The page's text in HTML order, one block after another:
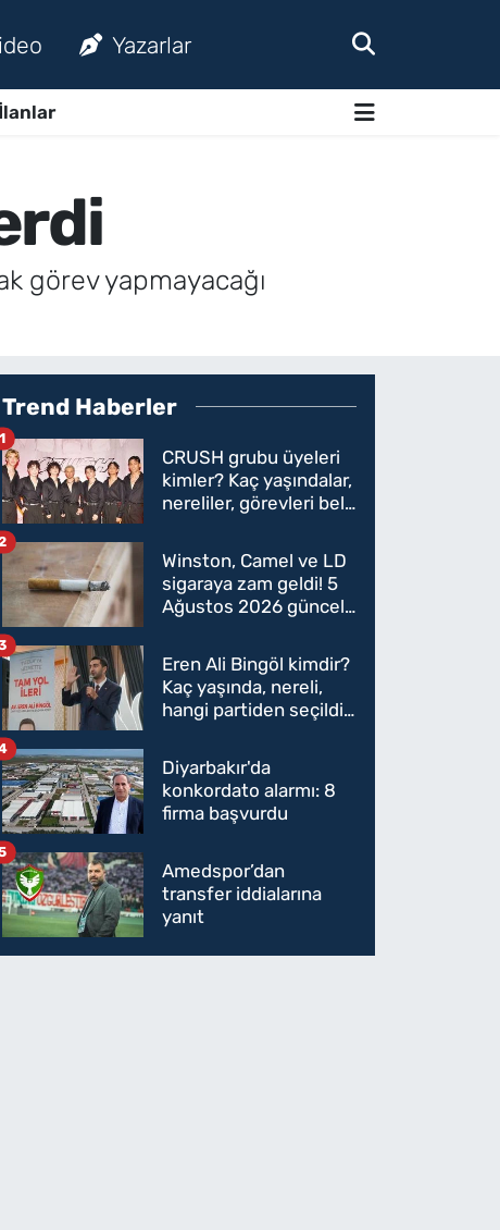
Yazarlar
görev yapmayacağı
Trend Haberler
CRUSH grubu üyeleri
kimler? Kaç yaşındalar,
nereliler, görevleri belli
1
Winston, Camel ve LD
sigaraya zam geldi! 5
Ağustos 2026 güncel
oldu
Eren Ali Bingöl kimdir?
Kaç yaşında, nereli,
hangi partiden seçildi?
Parti'ye mi geçecek?
Diyarbakır'da
konkordato alarmı: 8
firma başvurdu
Amedspor’dan
transfer iddialarına
yanıt